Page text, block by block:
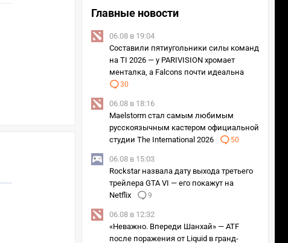
Главные новости
06.08 в 19:04
Составили пятиугольники силы команд
на TI 2026 — у PARIVISION хромает
менталка, а Falcons почти идеальна
30
06.08 в 18:16
Maelstorm стал самым любимым
русскоязычным кастером официальной
студии The International 2026
50
06.08 в 15:03
Rockstar назвала дату выхода третьего
трейлера GTA VI — его покажут на
Netflix
9
06.08 в 12:32
«Неважно. Впереди Шанхай» — ATF
после поражения от Liquid в гранд-